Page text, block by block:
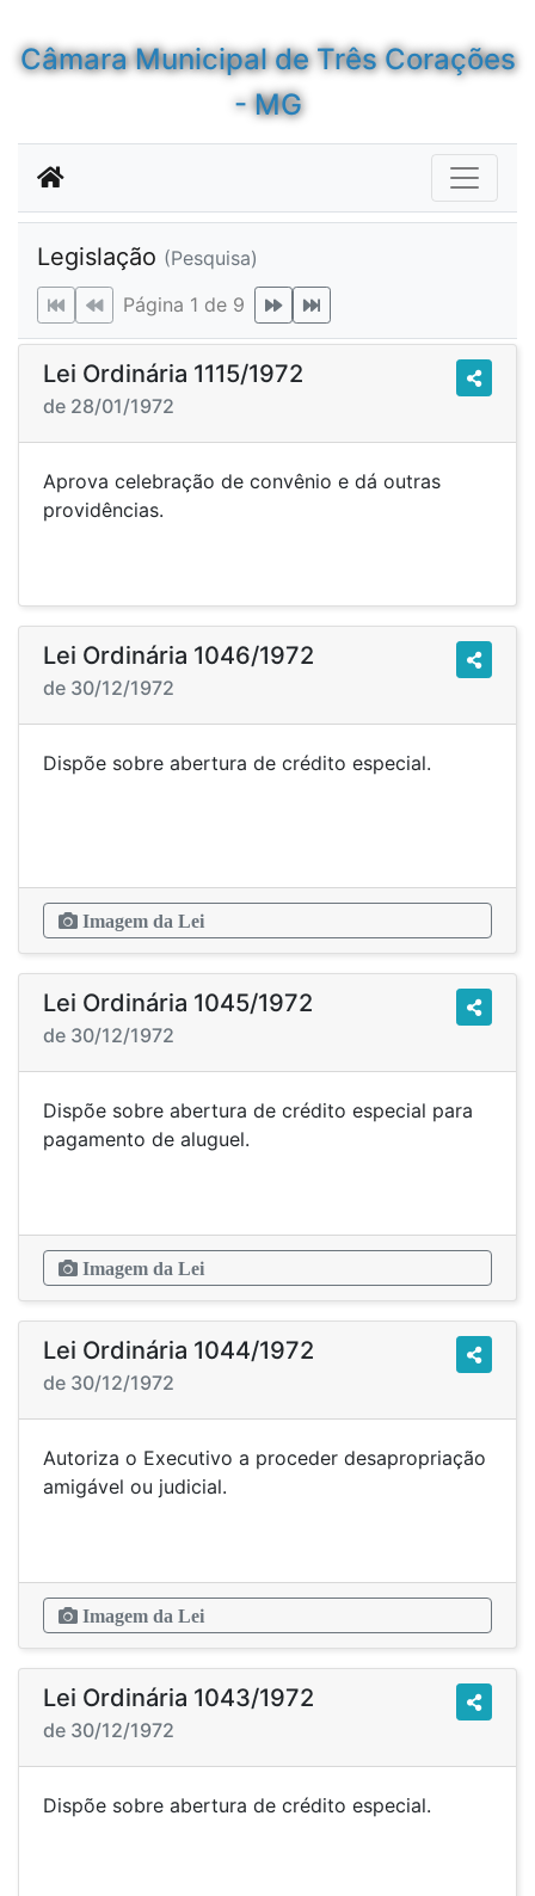
Câmara Municipal de Três Corações
- MG
Legislação (Pesquisa)
Página 1 de 9
Lei Ordinária 1115/1972
de 28/01/1972
Aprova celebração de convênio e dá outras
providências.
Lei Ordinária 1046/1972
de 30/12/1972
Dispõe sobre abertura de crédito especial.
Imagem da Lei
Lei Ordinária 1045/1972
de 30/12/1972
Dispõe sobre abertura de crédito especial para
pagamento de aluguel.
Imagem da Lei
Lei Ordinária 1044/1972
de 30/12/1972
Autoriza o Executivo a proceder desapropriação
amigável ou judicial.
Imagem da Lei
Lei Ordinária 1043/1972
de 30/12/1972
Dispõe sobre abertura de crédito especial.